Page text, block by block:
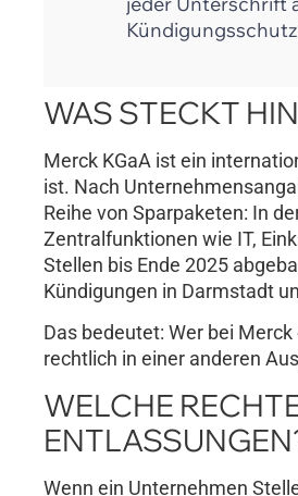
WAS STECKT
Merck KGaA ist ein
ist. Nach
Reihe von Sparpaketen: In
Zentralfunktionen wie IT,
Stellen bis Ende 2025
Kündigungen in Darmstadt
Das bedeutet: Wer bei
rechtlich in einer anderen
WELCHE
Wenn ein Unternehmen